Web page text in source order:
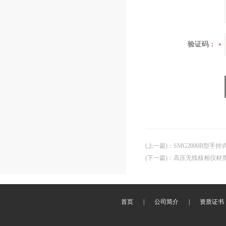
验证码：
(上一篇) ： SMG2000B型手持
(下一篇) ： 高压无线核相仪材
首页 公司简介 资质证书